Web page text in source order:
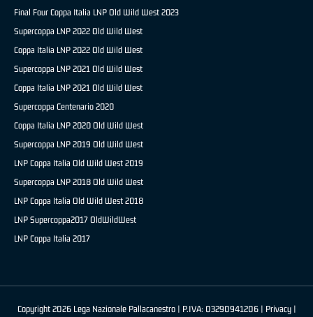
Final Four Coppa Italia LNP Old Wild West 2023
Supercoppa LNP 2022 Old Wild West
Coppa Italia LNP 2022 Old Wild West
Supercoppa LNP 2021 Old Wild West
Coppa Italia LNP 2021 Old Wild West
Supercoppa Centenario 2020
Coppa Italia LNP 2020 Old Wild West
Supercoppa LNP 2019 Old Wild West
LNP Coppa Italia Old Wild West 2019
Supercoppa LNP 2018 Old Wild West
LNP Coppa Italia Old Wild West 2018
LNP Supercoppa2017 OldWildWest
LNP Coppa Italia 2017
Copyright 2026 Lega Nazionale Pallacanestro | P.IVA: 03290941206 | Privacy|